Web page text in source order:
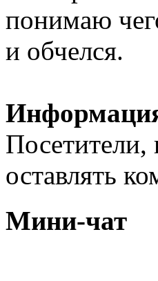
понимаю
и обчелся.
оставлять
Мини-чат